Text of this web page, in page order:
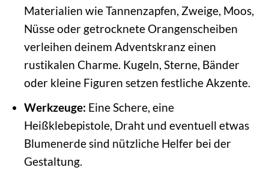
Materialien wie Tannenzapfen, Zweige, Moos,
Nüsse oder getrocknete Orangenscheiben
verleihen deinem Adventskranz einen
rustikalen Charme. Kugeln, Sterne, Bänder
oder kleine Figuren setzen festliche Akzente.
Werkzeuge: Eine Schere, eine
Heißklebepistole, Draht und eventuell etwas
Blumenerde sind nützliche Helfer bei der
Gestaltung.